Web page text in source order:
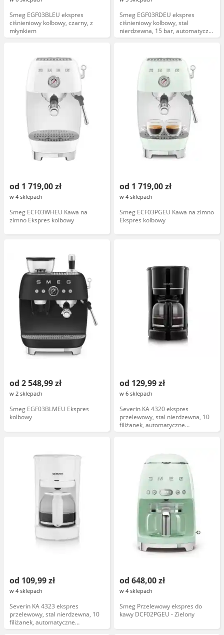
Smeg EGF03BLEU ekspres
ciśnieniowy kolbowy, czarny, z
młynkiem
Smeg EGF03RDEU ekspres
ciśnieniowy kolbowy, stal
nierdzewna, 15 bar, automatyczne
spienianie mleka
od 1 719,00 zł
w 4 sklepach
Smeg ECF03WHEU Kawa na
zimno Ekspres kolbowy
od 1 719,00 zł
w 4 sklepach
Smeg ECF03PGEU Kawa na zimno
Ekspres kolbowy
od 2 548,99 zł
w 2 sklepach
Smeg EGF03BLMEU Ekspres
kolbowy
od 129,99 zł
w 6 sklepach
Severin KA 4320 ekspres
przelewowy, stal nierdzewna, 10
filiżanek, automatyczne
wyłączanie, filtr wody, czarny
od 109,99 zł
w 4 sklepach
Severin KA 4323 ekspres
przelewowy, stal nierdzewna, 10
filiżanek, automatyczne
wyłączanie, filtr węglowy
od 648,00 zł
w 4 sklepach
Smeg Przelewowy ekspres do
kawy DCF02PGEU - Zielony